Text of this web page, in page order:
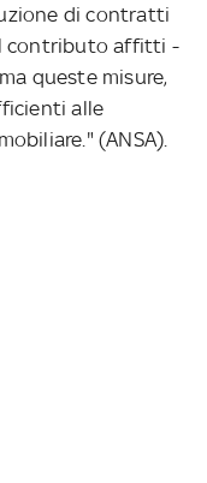
di contratti
contributo affitti -
queste misure,
alle
(ANSA).